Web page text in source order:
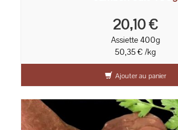
20,10 €
Assiette 400g
50,35 € /kg
Ajouter au panier